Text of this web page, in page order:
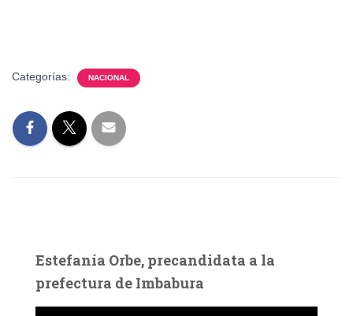
Categorías: NACIONAL
Estefanía Orbe, precandidata a la
prefectura de Imbabura